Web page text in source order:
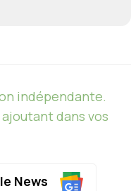
indépendante.
dans vos
News